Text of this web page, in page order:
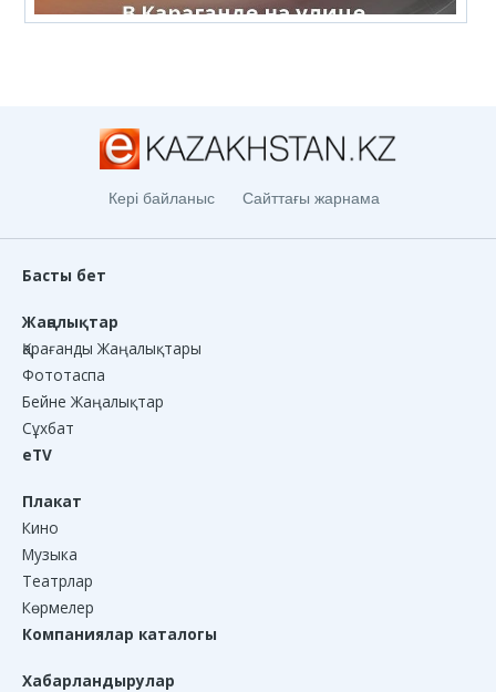
Кері байланыс Сайттағы жарнама
Басты бет
Жаңалықтар
Қарағанды Жаңалықтары
Фототаспа
Бейне Жаңалықтар
Сұхбат
eTV
Плакат
Кино
Музыка
Театрлар
Көрмелер
Компаниялар каталогы
Хабарландырулар